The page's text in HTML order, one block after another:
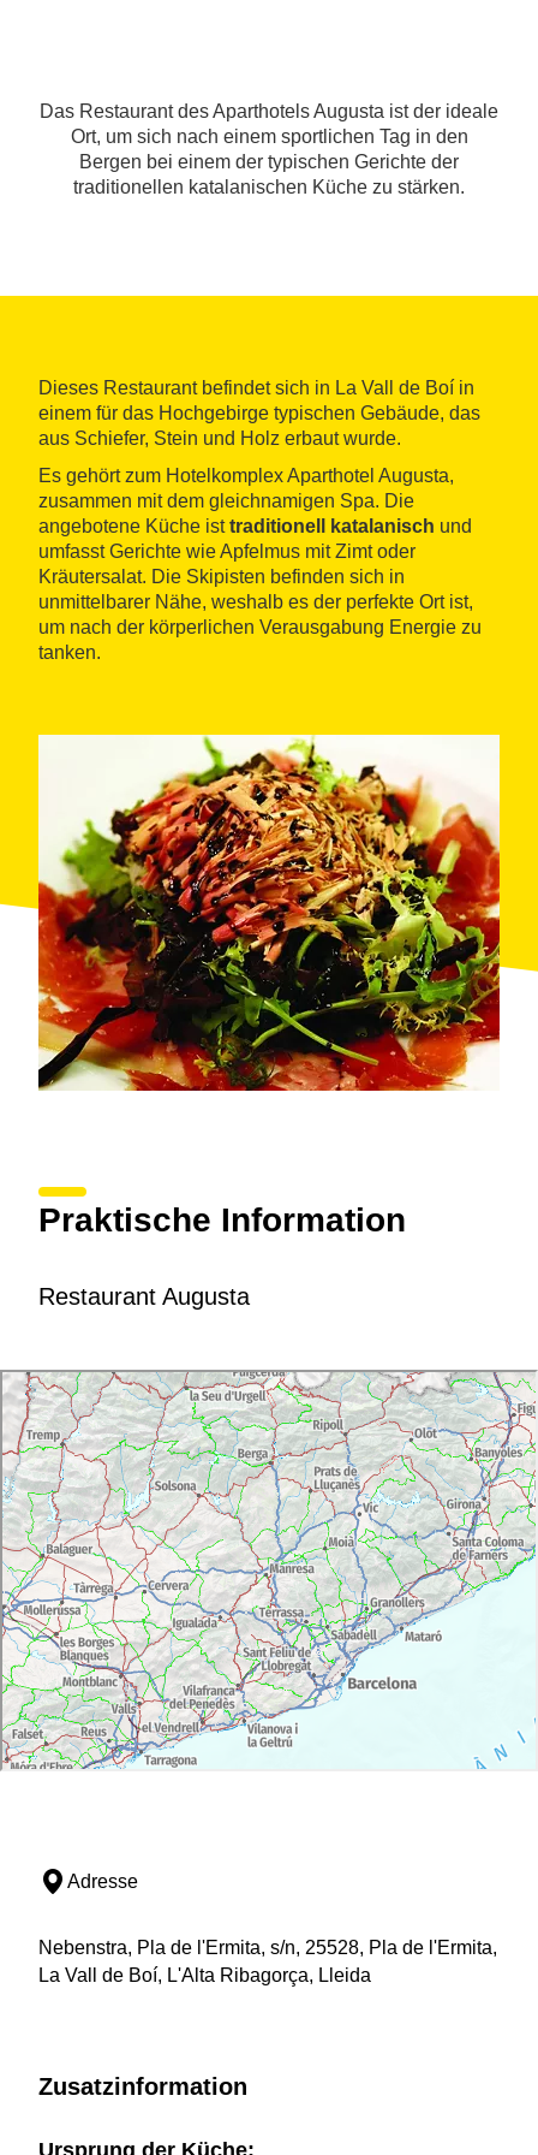
Das Restaurant des Aparthotels Augusta ist der ideale
Ort, um sich nach einem sportlichen Tag in den
Bergen bei einem der typischen Gerichte der
traditionellen katalanischen Küche zu stärken.
Dieses Restaurant befindet sich in La Vall de Boí in
einem für das Hochgebirge typischen Gebäude, das
aus Schiefer, Stein und Holz erbaut wurde.
Es gehört zum Hotelkomplex Aparthotel Augusta,
zusammen mit dem gleichnamigen Spa. Die
angebotene Küche isttraditionell katalanisch und
umfasst Gerichte wie Apfelmus mit Zimt oder
Kräutersalat. Die Skipisten befinden sich in
unmittelbarer Nähe, weshalb es der perfekte Ort ist,
um nach der körperlichen Verausgabung Energie zu
tanken.
Praktische Information
Restaurant Augusta
Adresse
Nebenstra, Pla de l'Ermita, s/n, 25528, Pla de l'Ermita,
La Vall de Boí, L'Alta Ribagorça, Lleida
Zusatzinformation
Ursprung der Küche: